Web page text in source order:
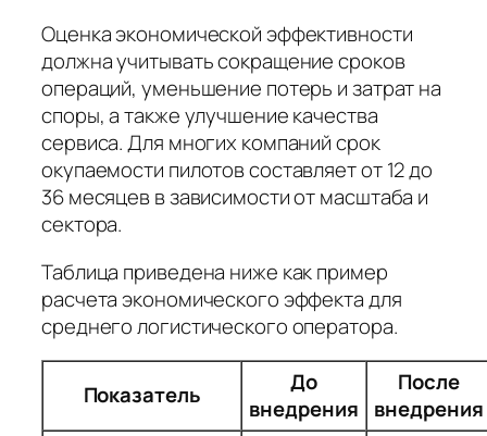
Оценка экономической эффективности
должна учитывать сокращение сроков
операций, уменьшение потерь и затрат на
споры, а также улучшение качества
сервиса. Для многих компаний срок
окупаемости пилотов составляет от 12 до
36 месяцев в зависимости от масштаба и
сектора.
Таблица приведена ниже как пример
расчета экономического эффекта для
среднего логистического оператора.
Показатель
До
внедрения
После
внедрения